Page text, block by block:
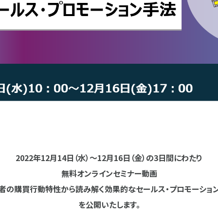
2022年12月14日（水）～12月16日（金）の3日間にわたり
無料オンラインセミナー動画
の購買行動特性から読み解く効果的なセールス・プロモーショ
を公開いたします。